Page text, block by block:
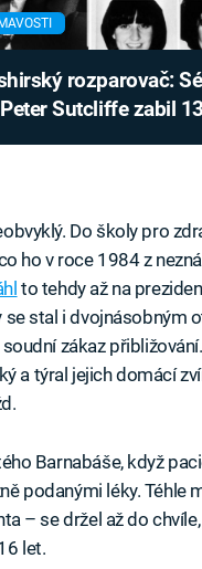
rozparovač:
Sutcliffe zabil
Do školy pro
ho v roce 1984 z
to tehdy až na
stal i dvojnásobným
zákaz
a týral jejich domácí
Barnabáše, když
podanými léky. Téhle
– se držel až do
let.